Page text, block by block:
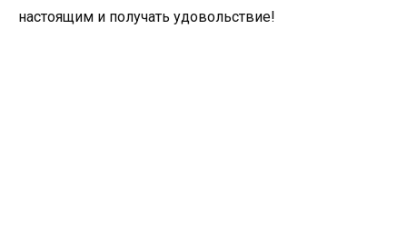
настоящим и получать удовольствие!